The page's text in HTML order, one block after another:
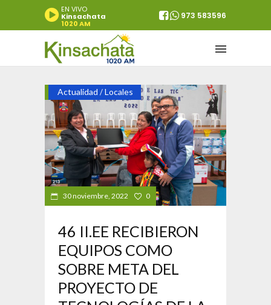
EN VIVO
Kinsachata
1020 AM
973 583596
Actualidad /Locales
30 noviembre, 2022 0
46 II.EE RECIBIERON
EQUIPOS COMO
SOBRE META DEL
PROYECTO DE